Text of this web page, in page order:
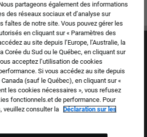
Culture et valeurs
Nos marques
FAQ
partageons également des informations
des réseaux sociaux et d’analyse sur
faîtes de notre site. Vous pouvez gérer les
en cliquant sur « Paramètres des
au site depuis l’Europe, l’Australie, la
Corée du Sud ou le Québec, en cliquant sur
acceptez l’utilisation de cookies
Si vous accédez au site depuis
Canada (sauf le Québec), en cliquant sur «
les cookies nécessaires », vous refusez
fonctionnels.et de performance. Pour
veuillez consulter la Déclaration sur les